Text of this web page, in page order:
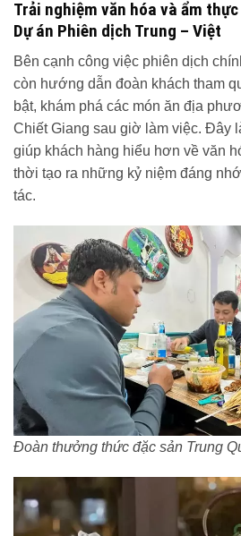
Trải nghiệm văn hóa và ẩm
Dự án Phiên dịch Trung – Việt
Bên cạnh công việc phiên dịch
còn hướng dẫn đoàn khách tham
bật, khám phá các món ăn địa
Chiết Giang sau giờ làm việc. Đây
giúp khách hàng hiểu hơn về văn
thời tạo ra những kỷ niệm đáng
tác.
Đoàn thưởng thức đặc sản Trung